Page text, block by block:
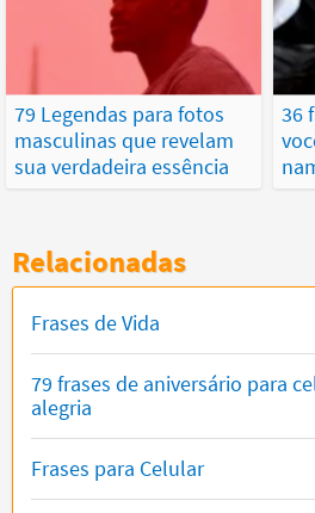
79 Legendas para fotos
masculinas que revelam
sua verdadeira essência
36
Relacionadas
Frases de Vida
79 frases de aniversário para
alegria
Frases para Celular